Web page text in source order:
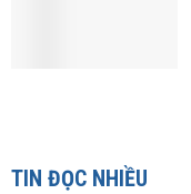
TIN ĐỌC NHIỀU